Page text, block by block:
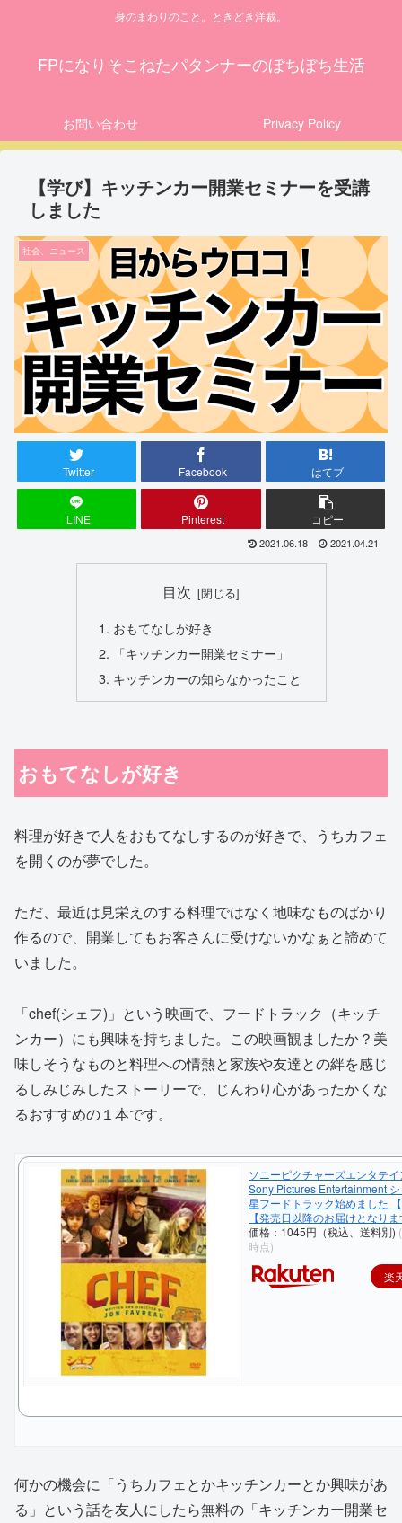
身のまわりのこと。ときどき洋裁。
FPになりそこねたパタンナーのぼちぼち生活
お問い合わせ Privacy Policy
【学び】キッチンカー開業セミナーを受講
しました
社会、ニュース
Twitter Facebook はてブ
LINE Pinterest コピー
2021.06.18 2021.04.21
目次
おもてなしが好き
「キッチンカー開業セミナー」
キッチンカーの知らなかったこと
おもてなしが好き
料理が好きで人をおもてなしするのが好きで、うちカフェ
を開くのが夢でした。
ただ、最近は見栄えのする料理ではなく地味なものばかり
作るので、開業してもお客さんに受けないかなぁと諦めて
いました。
「chef(シェフ)」という映画で、フードトラック（キッチ
ンカー）にも興味を持ちました。この映画観ましたか？美
味しそうなものと料理への情熱と家族や友達との絆を感じ
るしみじみしたストーリーで、じんわり心があったかくな
るおすすめの１本です。
ソニーピクチャーズエンタテ
Sony Pictures Entertainment
星フードトラック始めました
【発売日以降のお届けとなり
価格：1045円（税込、送料別)
時点)
楽
何かの機会に「うちカフェとかキッチンカーとか興味があ
る」という話を友人にしたら無料の「キッチンカー開業セ